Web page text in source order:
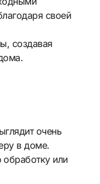
своей
создавая
очень
в доме.
или